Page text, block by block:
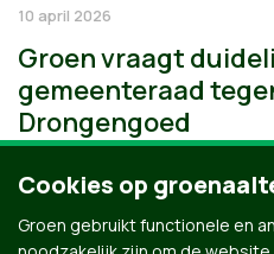
10 april 2026
Groen vraagt
gemeenteraad
Drongengoed
Cookies op
Groen gebruikt functionele en